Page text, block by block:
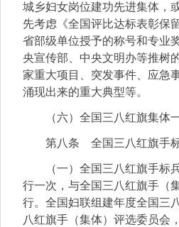
城乡妇女岗位建功先进集体，
先考虑《全国评比达标表彰保
省部级单位授予的称号和专业
央宣传部、中央文明办等推树
家重大项目、突发事件、应急
涌现出来的重大典型等。
（六）全国三八红旗集体
第八条 全国三八红旗手
（一）全国三八红旗手标
行一次，与全国三八红旗手（
行。全国妇联组建年度全国三
八红旗手（集体）评选委员会